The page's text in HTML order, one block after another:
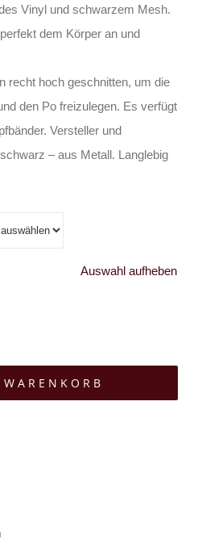
Vinyl und schwarzem Mesh.
dem Körper an und
recht hoch geschnitten, um die
den Po freizulegen. Es verfügt
Versteller und
– aus Metall. Langlebig
Auswahl aufheben